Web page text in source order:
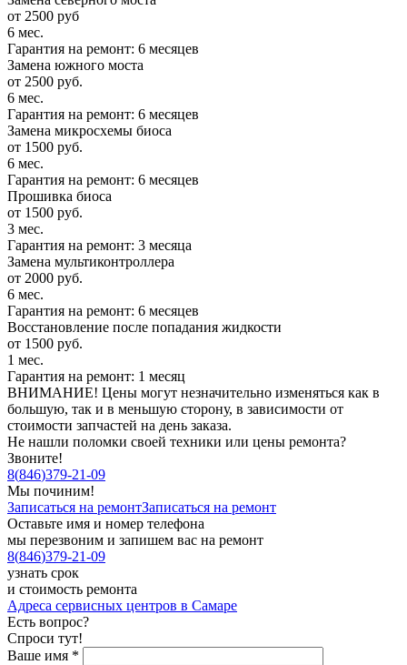
от 2500 руб
6 мес.
Гарантия на ремонт: 6 месяцев
Замена южного моста
от 2500 руб.
6 мес.
Гарантия на ремонт: 6 месяцев
Замена микросхемы биоса
от 1500 руб.
6 мес.
Гарантия на ремонт: 6 месяцев
Прошивка биоса
от 1500 руб.
3 мес.
Гарантия на ремонт: 3 месяца
Замена мультиконтроллера
от 2000 руб.
6 мес.
Гарантия на ремонт: 6 месяцев
Восстановление после попадания жидкости
от 1500 руб.
1 мес.
Гарантия на ремонт: 1 месяц
ВНИМАНИЕ! Цены могут незначительно изменяться как в
большую, так и в меньшую сторону, в зависимости от
стоимости запчастей на день заказа.
Не нашли поломки своей техники или цены ремонта?
Звоните!
8(846)379-21-09
Мы починим!
Записаться на ремонтЗаписаться на ремонт
Оставьте имя и номер телефона
мы перезвоним и запишем вас на ремонт
8(846)379-21-09
узнать срок
и стоимость ремонта
Адреса сервисных центров в Самаре
Есть вопрос?
Спроси тут!
Ваше имя *